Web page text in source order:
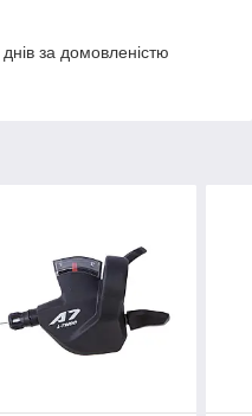
за домовленістю